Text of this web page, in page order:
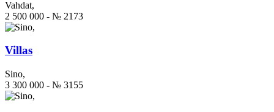
Vahdat,
2 500 000 - № 2173
Villas
Sino,
3 300 000 - № 3155